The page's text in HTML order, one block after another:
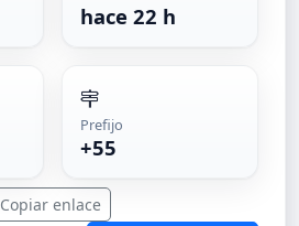
hace 22 h
Prefijo
+55
Copiar enlace